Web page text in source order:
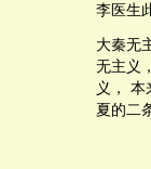
李医生
大秦无
无主义
义，
夏的二